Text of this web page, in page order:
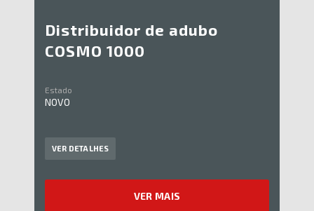
Distribuidor de adubo
COSMO 1000
Estado
NOVO
VER DETALHES
VER MAIS